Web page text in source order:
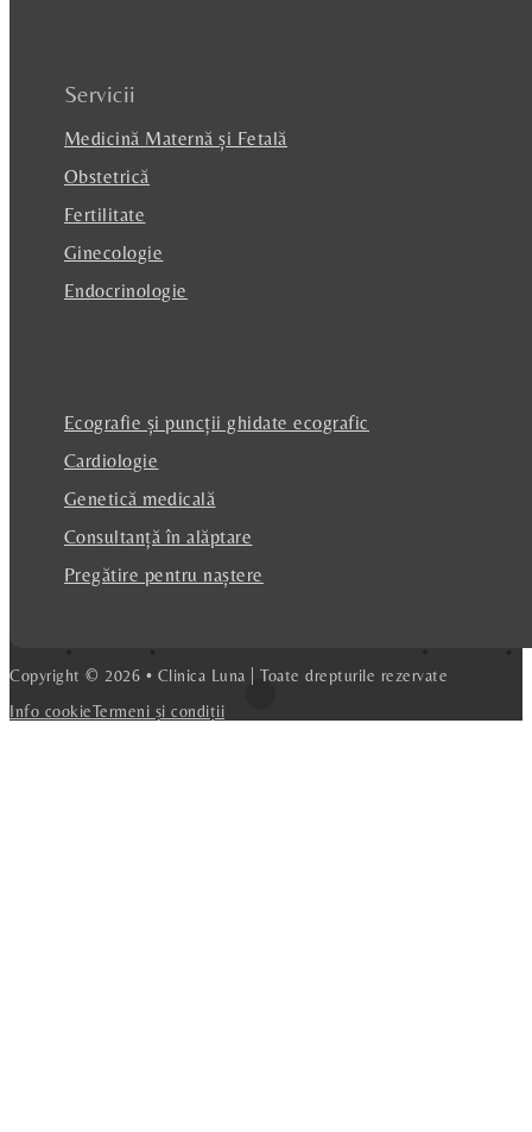
Servicii
Medicină Maternă și Fetală
Obstetrică
Fertilitate
Ginecologie
Endocrinologie
Ecografie și puncții ghidate ecografic
Cardiologie
Genetică medicală
Consultanță în alăptare
Pregătire pentru naștere
Copyright © 2026 • Clinica Luna | Toate drepturile rezervate
Info cookieTermeni și condiții